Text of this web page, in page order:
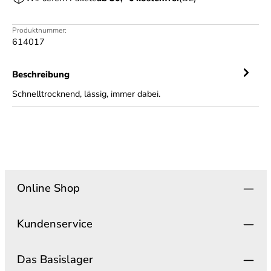
Produktnummer:
614017
Beschreibung
Schnelltrocknend, lässig, immer dabei.
Online Shop
Kundenservice
Das Basislager